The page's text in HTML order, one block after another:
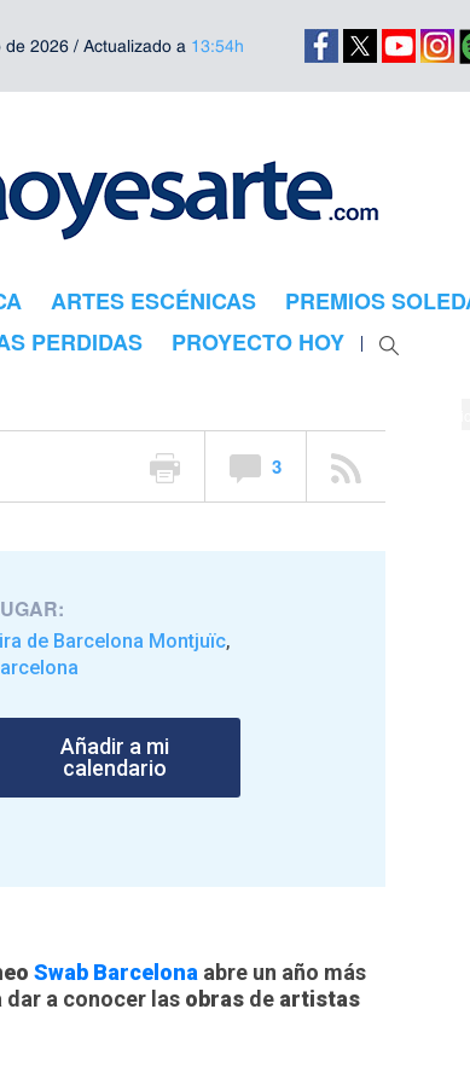
de 2026 / Actualizado a 13:54h
ARTES ESCÉNICAS PREMIOS
PERDIDAS
PROYECTO HOY
3
de Barcelona Montjuïc,
Añadir a mi
calendario
Swab Barcelona abre un año más
dar a conocer las obras de artistas